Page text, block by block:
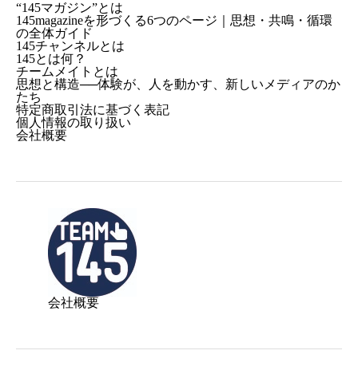
“145マガジン”とは
145magazineを形づくる6つのページ｜思想・共鳴・循環
の全体ガイド
145チャンネルとは
145とは何？
チームメイトとは
思想と構造──体験が、人を動かす、新しいメディアのか
たち
特定商取引法に基づく表記
個人情報の取り扱い
会社概要
会社概要